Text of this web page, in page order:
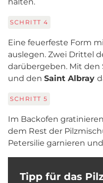
SCHRITT 4
Eine feuerfeste Form
auslegen. Zwei Drittel
darübergeben. Mit
und den Saint Albray
SCHRITT 5
Im Backofen
dem Rest der
Petersilie garnieren
Tipp für das